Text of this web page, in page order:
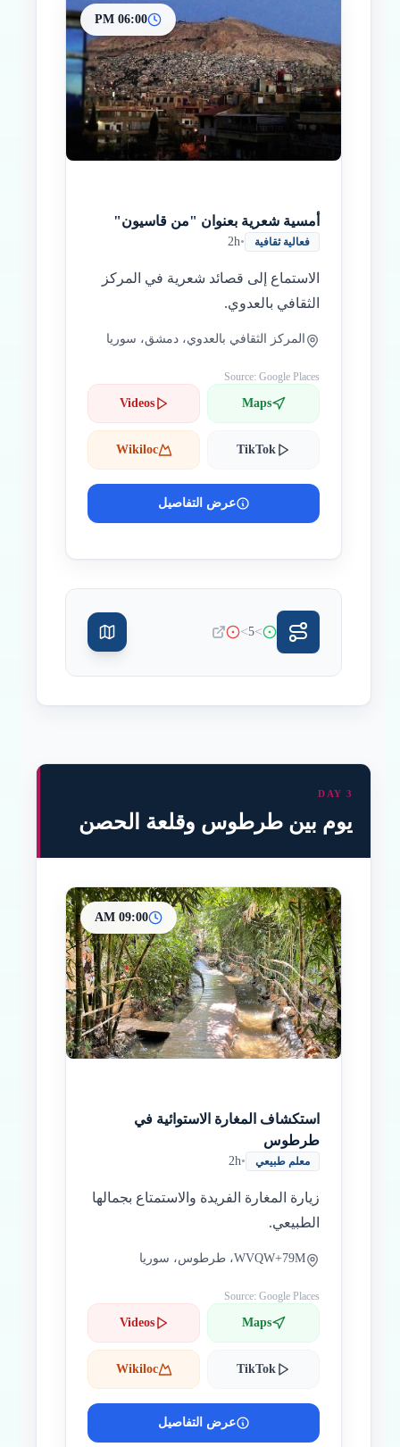
06:00 PM
أمسية شعرية بعنوان "من قاسيون"
فعالية ثقافية •
2h
الاستماع إلى قصائد شعرية في المركز
الثقافي بالعدوي.
المركز الثقافي بالعدوي، دمشق، سوريا
Source: Google Places
Maps
Videos
TikTok
Wikiloc
عرض التفاصيل
>
5
>
Inicio
Paradas intermedias
Final
DAY 3
يوم بين طرطوس وقلعة الحصن
09:00 AM
استكشاف المغارة الاستوائية في
طرطوس
معلم طبيعي •
2h
زيارة المغارة الفريدة والاستمتاع بجمالها
الطبيعي.
WVQW+79M، طرطوس، سوريا
Source: Google Places
Maps
Videos
TikTok
Wikiloc
عرض التفاصيل